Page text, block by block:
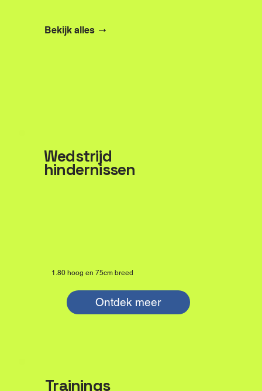
Wedstrijd
hindernissen
1.80 hoog en 75cm breed
Ontdek meer
Trainings
Bekijk alles